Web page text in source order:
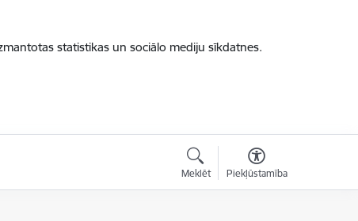
statistikas un sociālo mediju sīkdatnes.
Meklēt Piekļūstamība